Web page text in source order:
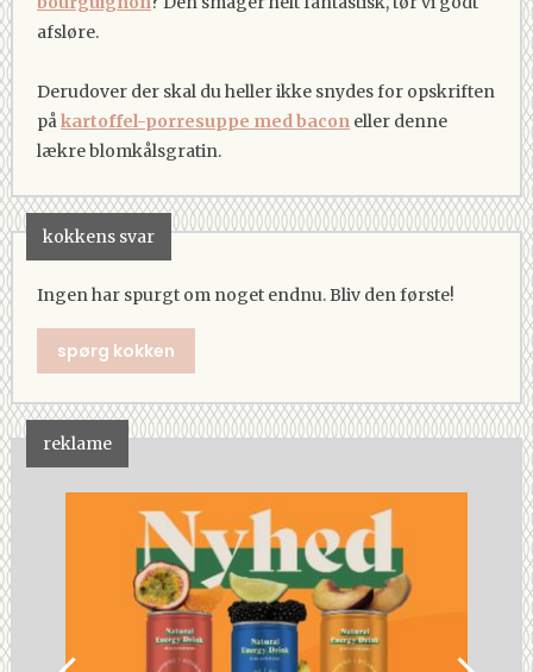
afsløre.
Derudover der skal du heller ikke snydes for opskriften
påkartoffel-porresuppe med bacon eller denne
lækre blomkålsgratin.
kokkens svar
Ingen har spurgt om noget endnu. Bliv den første!
spørg kokken
reklame